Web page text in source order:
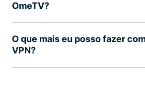
OmeTV?
O que mais eu posso fazer
VPN?